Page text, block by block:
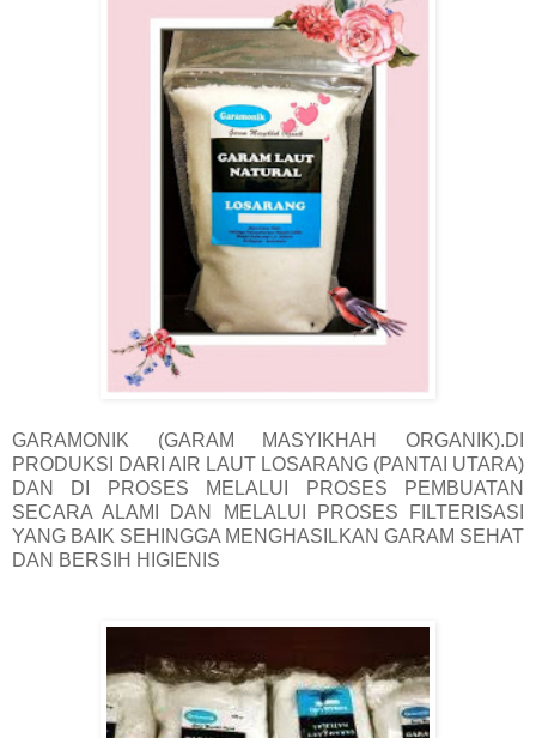
GARAMONIK (GARAM MASYIKHAH ORGANIK).DI
PRODUKSI DARI AIR LAUT LOSARANG (PANTAI UTARA)
DAN DI PROSES MELALUI PROSES PEMBUATAN
SECARA ALAMI DAN MELALUI PROSES FILTERISASI
YANG BAIK SEHINGGA MENGHASILKAN GARAM SEHAT
DAN BERSIH HIGIENIS